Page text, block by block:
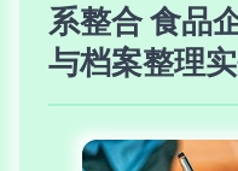
系整合 食品
与档案整理